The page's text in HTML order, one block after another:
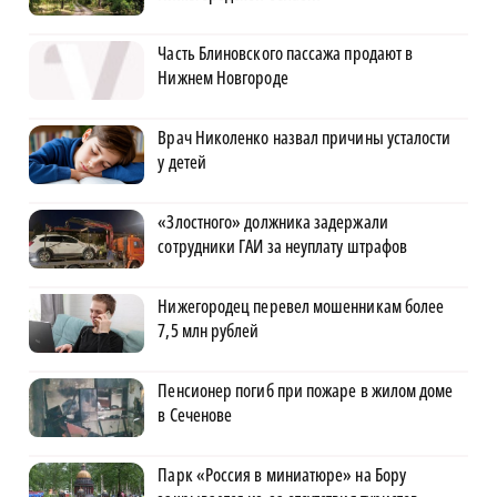
Часть Блиновского пассажа продают в
Нижнем Новгороде
Врач Николенко назвал причины усталости
у детей
«Злостного» должника задержали
сотрудники ГАИ за неуплату штрафов
Нижегородец перевел мошенникам более
7,5 млн рублей
Пенсионер погиб при пожаре в жилом доме
в Сеченове
Парк «Россия в миниатюре» на Бору